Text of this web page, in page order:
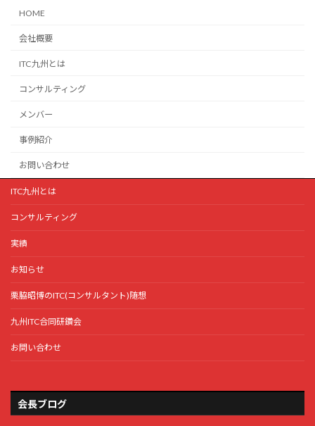
HOME
会社概要
ITC九州とは
コンサルティング
メンバー
事例紹介
お問い合わせ
ITC九州とは
コンサルティング
実績
お知らせ
栗脇昭博のITC(コンサルタント)随想
九州ITC合同研鑽会
お問い合わせ
会長ブログ